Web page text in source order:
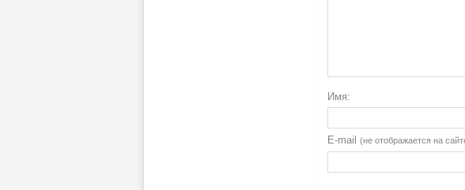
Имя:
E-mail (не отображается на